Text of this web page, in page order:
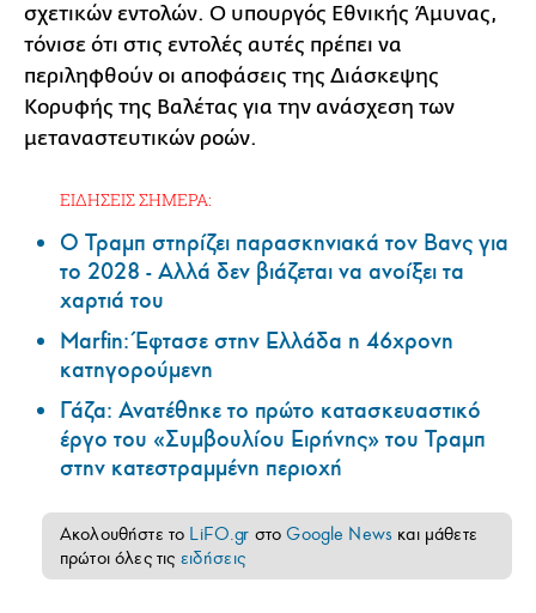
σχετικών εντολών. Ο υπουργός Εθνικής Άμυνας,
τόνισε ότι στις εντολές αυτές πρέπει να
περιληφθούν οι αποφάσεις της Διάσκεψης
Κορυφής της Βαλέτας για την ανάσχεση των
μεταναστευτικών ροών.
ΕΙΔΗΣΕΙΣ ΣΗΜΕΡΑ:
Ο Τραμπ στηρίζει παρασκηνιακά τον Βανς για
το 2028 - Αλλά δεν βιάζεται να ανοίξει τα
χαρτιά του
Marfin: Έφτασε στην Ελλάδα η 46χρονη
κατηγορούμενη
Γάζα: Ανατέθηκε το πρώτο κατασκευαστικό
έργο του «Συμβουλίου Ειρήνης» του Τραμπ
στην κατεστραμμένη περιοχή
Ακολουθήστε το LiFO.gr στοGoogle News και μάθετε
πρώτοι όλες τις ειδήσεις